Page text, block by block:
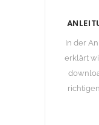
In der
erklärt